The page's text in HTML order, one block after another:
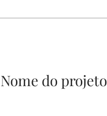
Nome do projeto